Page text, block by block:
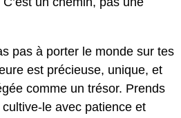
pas à porter le monde sur tes
est précieuse, unique, et
comme un trésor. Prends
le avec patience et